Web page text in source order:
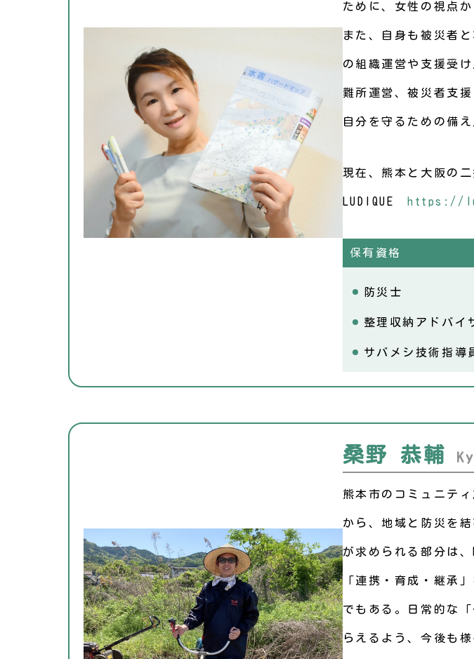
ために、女性の視点
また、自身も被災者
の組織運営や支援受
難所運営、被災者支
自分を守るための備
現在、熊本と大阪の
LUDIQUE https://
保有資格
防災士
整理収納アドバイ
サバメシ技術指導
桑野 恭輔
熊本市のコミュニテ
から、地域と防災を
が求められる部分は、
「連携・育成・継承
でもある。日常的な
らえるよう、今後も